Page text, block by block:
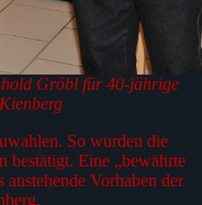
Gröbl für 40-jährige
So wurden die
bestätigt. Eine „bewährte
Vorhaben der